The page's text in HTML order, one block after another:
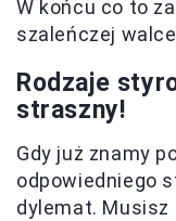
W końcu co to
szaleńczej
Rodzaje
straszny!
Gdy już znamy
odpowiedniego
dylemat. Musisz